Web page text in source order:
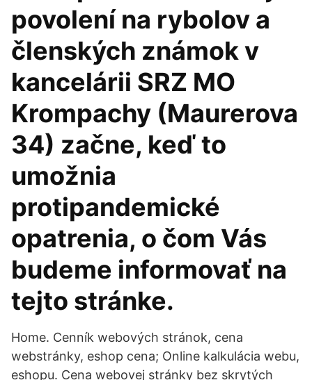
povolení na rybolov a
členských známok v
kancelárii SRZ MO
Krompachy (Maurerova
34) začne, keď to
umožnia
protipandemické
opatrenia, o čom Vás
budeme informovať na
tejto stránke.
Home. Cenník webových stránok, cena
webstránky, eshop cena; Online kalkulácia webu,
eshopu. Cena webovej stránky bez skrytých